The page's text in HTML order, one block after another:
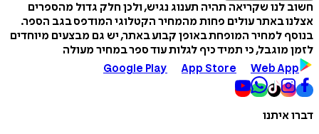
חשוב לנו שקריאה תהיה תענוג נגיש, ולכן חלק גדול מהספרים
אצלנו באתר עולים פחות מהמחיר הקטלוגי המודפס בגב הספר.
בנוסף למחיר המופחת באופן קבוע באתר, יש גם מבצעים מיוחדים
לזמן מוגבל, כי תמיד כיף לגלות עוד ספר במחיר מעולה
Google Play
App Store Web App
דברו איתנו